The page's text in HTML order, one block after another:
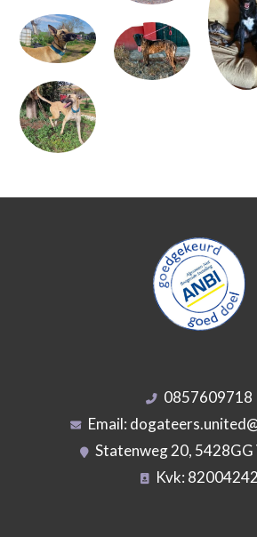
0857609718
Email:
Statenweg 20,
Kvk: 82004242